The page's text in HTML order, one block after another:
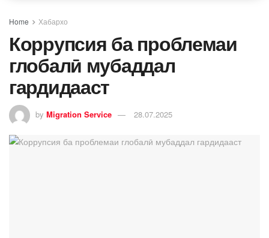
Home Хабархо
Коррупсия ба проблемаи
глобалӣ мубаддал
гардидааст
by Migration Service 28.07.2025